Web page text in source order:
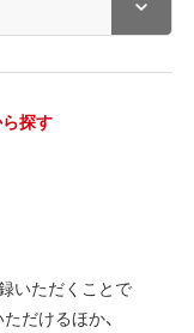
探す
いただくことで
だけるほか、